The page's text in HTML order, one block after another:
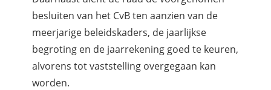
besluiten van het CvB ten aanzien van de
meerjarige beleidskaders, de jaarlijkse
begroting en de jaarrekening goed te keuren,
alvorens tot vaststelling overgegaan kan
worden.